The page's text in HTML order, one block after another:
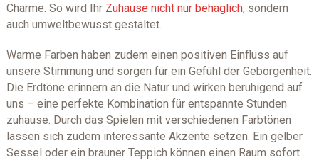
Charme. So wird Ihr Zuhause nicht nur behaglich, sondern
auch umweltbewusst gestaltet.
Warme Farben haben zudem einen positiven Einfluss auf
unsere Stimmung und sorgen für ein Gefühl der Geborgenheit.
Die Erdtöne erinnern an die Natur und wirken beruhigend auf
uns – eine perfekte Kombination für entspannte Stunden
zuhause. Durch das Spielen mit verschiedenen Farbtönen
lassen sich zudem interessante Akzente setzen. Ein gelber
Sessel oder ein brauner Teppich können einen Raum sofort